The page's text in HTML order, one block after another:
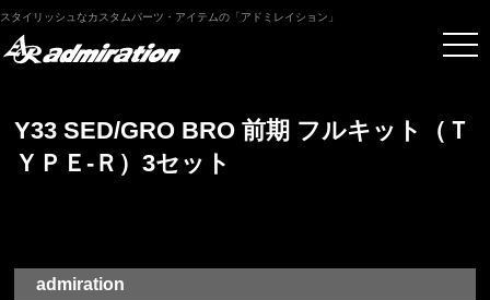
スタイリッシュなカスタムパーツ・アイテムの「アドミレイション」
Y33 SED/GRO BRO 前期 フルキット（Ｔ
ＹＰＥ-Ｒ）3セット
admiration